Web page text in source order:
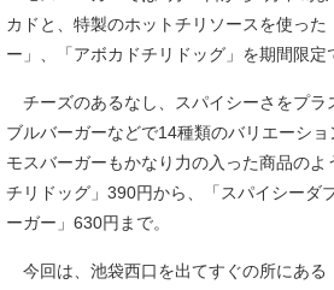
カドと、特製のホットチリソースを使っ
ー」、「アボカドチリドッグ」を期間限定
チーズのあるなし、スパイシーさをプラ
ブルバーガーなどで14種類のバリエーショ
モスバーガーもかなり力の入った商品のよ
チリドッグ」390円から、「スパイシーダ
ーガー」630円まで。
今回は、池袋西口を出てすぐの所にあ